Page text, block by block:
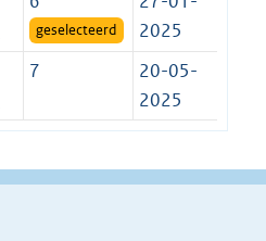
geselecteerd
2025
7
20-05-
2025